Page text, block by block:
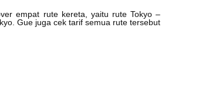
empat rute kereta, yaitu rute Tokyo –
Gue juga cek tarif semua rute tersebut